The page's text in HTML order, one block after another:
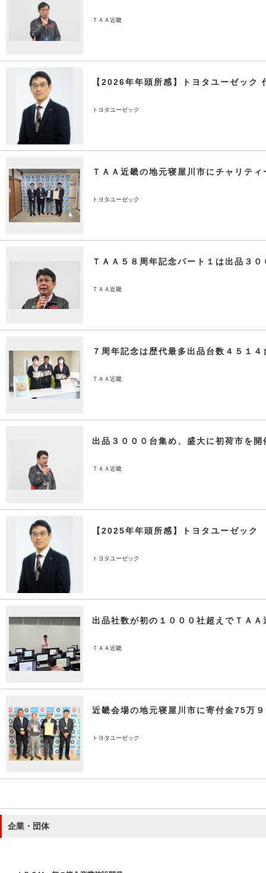
ＴＡＡ近畿
【2026年年頭所感】トヨタユーゼック
トヨタユーゼック
ＴＡＡ近畿の地元寝屋川市にチャリティ
トヨタユーゼック
ＴＡＡ５８周年記念パート１は出品３０
ＴＡＡ近畿
７周年記念は歴代最多出品台数４５１４
ＴＡＡ近畿
出品３０００台集め、盛大に初荷市を開
ＴＡＡ近畿
【2025年年頭所感】トヨタユーゼッ
トヨタユーゼック
出品社数が初の１０００社超えでＴＡＡ
ＴＡＡ近畿
近畿会場の地元寝屋川市に寄付金75万９
トヨタユーゼック
企業・団体